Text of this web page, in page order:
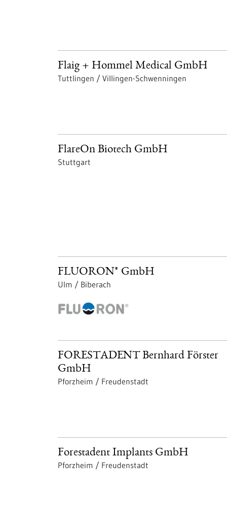
Flaig + Hommel Medical GmbH
Tuttlingen / Villingen-Schwenningen
FlareOn Biotech GmbH
Stuttgart
FLUORON® GmbH
Ulm / Biberach
FORESTADENT Bernhard Förster
GmbH
Pforzheim / Freudenstadt
Forestadent Implants GmbH
Pforzheim / Freudenstadt